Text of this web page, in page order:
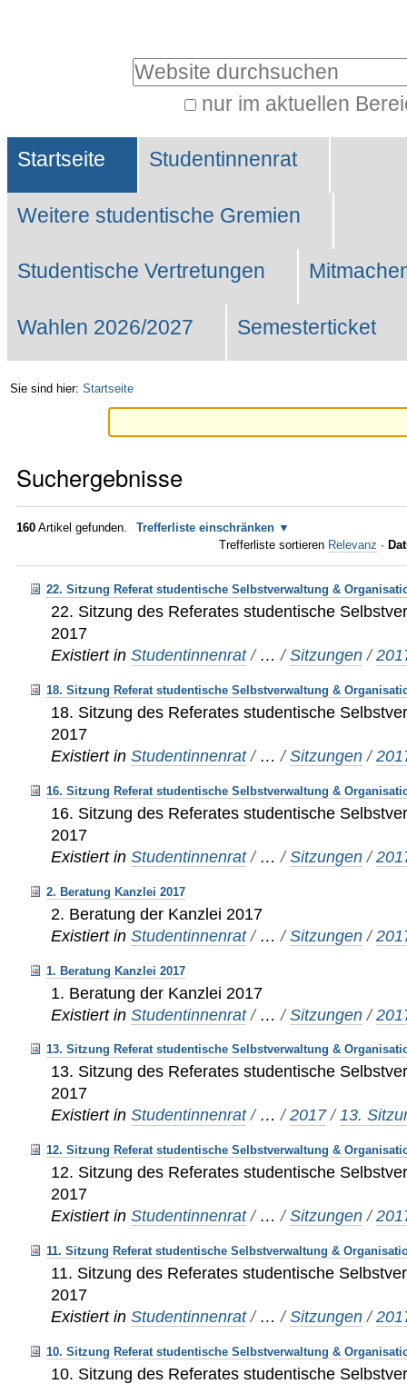
Website durchsuchen
nur im aktuellen
Suche…
Sektionen
Startseite Studentinnenrat
Weitere studentische Gremien
Studentische Vertretungen
Wahlen 2026/2027 Semesterticket
Sie sind hier: Startseite
Suchergebnisse
160 Artikel gefunden.
Trefferliste einschränken
Trefferliste sortieren Relevanz ·
22. Sitzung Referat studentische Selbstverwaltung &
22. Sitzung des Referates studentische
2017
Existiert in Studentinnenrat / …/Sitzungen /
18. Sitzung Referat studentische Selbstverwaltung &
18. Sitzung des Referates studentische
2017
Existiert in Studentinnenrat / …/Sitzungen /
16. Sitzung Referat studentische Selbstverwaltung &
16. Sitzung des Referates studentische
2017
Existiert in Studentinnenrat / …/Sitzungen /
2. Beratung Kanzlei 2017
2. Beratung der Kanzlei 2017
Existiert in Studentinnenrat / …/Sitzungen /
1. Beratung Kanzlei 2017
1. Beratung der Kanzlei 2017
Existiert in Studentinnenrat / …/Sitzungen /
13. Sitzung Referat studentische Selbstverwaltung &
13. Sitzung des Referates studentische
2017
Existiert in Studentinnenrat / …/2017 /13.
12. Sitzung Referat studentische Selbstverwaltung &
12. Sitzung des Referates studentische
2017
Existiert in Studentinnenrat / …/Sitzungen /
11. Sitzung Referat studentische Selbstverwaltung &
11. Sitzung des Referates studentische
2017
Existiert in Studentinnenrat / …/Sitzungen /
10. Sitzung Referat studentische Selbstverwaltung &
10. Sitzung des Referates studentische